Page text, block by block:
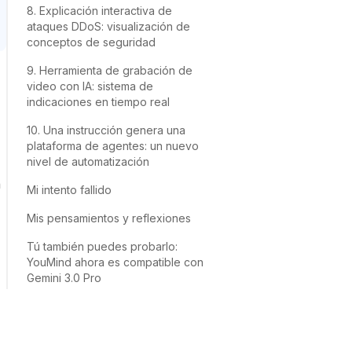
8. Explicación interactiva de
ataques DDoS: visualización de
conceptos de seguridad
9. Herramienta de grabación de
video con IA: sistema de
indicaciones en tiempo real
10. Una instrucción genera una
plataforma de agentes: un nuevo
nivel de automatización
Mi intento fallido
Mis pensamientos y reflexiones
Tú también puedes probarlo:
YouMind ahora es compatible con
Gemini 3.0 Pro